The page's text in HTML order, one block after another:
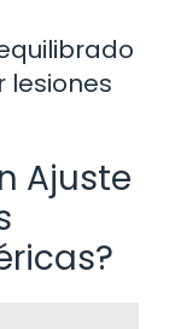
lesiones
Ajuste